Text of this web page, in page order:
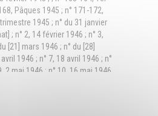
Pâques 1945 ; n° 171-172,
1945 ; n° du 31 janvier
; n° 2, 14 février 1946 ; n° 3,
[21] mars 1946 ; n° du [28]
1946 ; n° 7, 18 avril 1946 ; n°
2 mai 1946 ; n° 10, 16 mai 1946
; n° 15, 11 juillet 1946 ; n°